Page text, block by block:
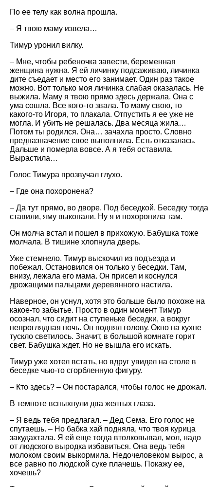
По ее телу как волна прошла.
– Я твою маму извела…
Тимур уронил вилку.
– Мне, чтобы ребеночка завести, беременная
женщина нужна. Я ей личинку подсаживаю, личинка
дите съедает и место его занимает. Один раз такое
можно. Вот только моя личинка слабая оказалась. Не
выжила. Маму я твою прямо здесь держала. Она с
ума сошла. Все кого-то звала. То маму свою, то
какого-то Игоря, то плакала. Отпустить я ее уже не
могла. И убить не решалась. Два месяца жила…
Потом ты родился. Она… зачахла просто. Словно
предназначение свое выполнила. Есть отказалась.
Дальше и померла вовсе. А я тебя оставила.
Вырастила…
Голос Тимура прозвучал глухо.
– Где она похоронена?
– Да тут прямо, во дворе. Под беседкой. Беседку тогда
ставили, яму выкопали. Ну я и похоронила там.
Он молча встал и пошел в прихожую. Бабушка тоже
молчала. В тишине хлопнула дверь.
Уже стемнело. Тимур выскочил из подъезда и
побежал. Остановился он только у беседки. Там,
внизу, лежала его мама. Он присел и коснулся
дрожащими пальцами деревянного настила.
Наверное, он уснул, хотя это больше было похоже на
какое-то забытье. Просто в один момент Тимур
осознал, что сидит на ступеньке беседки, а вокруг
непроглядная ночь. Он поднял голову. Окно на кухне
тускло светилось. Значит, в большой комнате горит
свет. Бабушка ждет. Но не вышла его искать.
Тимур уже хотел встать, но вдруг увидел на столе в
беседке чью-то сгорбленную фигуру.
– Кто здесь? – Он постарался, чтобы голос не дрожал.
В темноте вспыхнули два желтых глаза.
– Я ведь тебя предлагал. – Дед Сема. Его голос не
спутаешь. – Но бабка хай подняла, что твоя курица
закудахтала. Я ей еще тогда втолковывал, мол, надо
от людского выродка избавиться. Она ведь тебя
молоком своим выкормила. Недочеловеком вырос, а
все равно по людской суке плачешь. Покажу ее,
хочешь?